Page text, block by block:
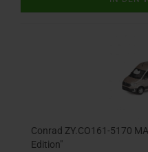
Conrad ZY.CO161-5170
Edition"